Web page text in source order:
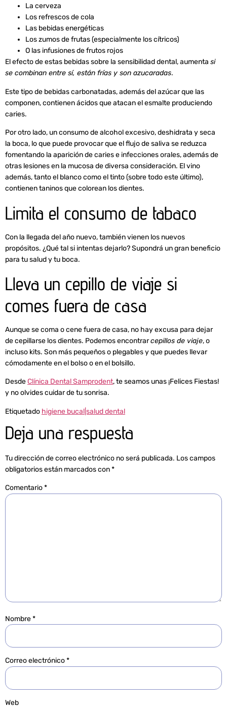
La cerveza
Los refrescos de cola
Las bebidas energéticas
Los zumos de frutas (especialmente los cítricos)
O las infusiones de frutos rojos
El efecto de estas bebidas sobre la sensibilidad dental, aumenta si
se combinan entre sí, están frías y son azucaradas.
Este tipo de bebidas carbonatadas, además del azúcar que las
componen, contienen ácidos que atacan el esmalte produciendo
caries.
Por otro lado, un consumo de alcohol excesivo, deshidrata y seca
la boca, lo que puede provocar que el flujo de saliva se reduzca
fomentando la aparición de caries e infecciones orales, además de
otras lesiones en la mucosa de diversa consideración. El vino
además, tanto el blanco como el tinto (sobre todo este último),
contienen taninos que colorean los dientes.
Limita el consumo de tabaco
Con la llegada del año nuevo, también vienen los nuevos
propósitos. ¿Qué tal si intentas dejarlo? Supondrá un gran beneficio
para tu salud y tu boca.
Lleva un cepillo de viaje si
comes fuera de casa
Aunque se coma o cene fuera de casa, no hay excusa para dejar
de cepillarse los dientes. Podemos encontrarcepillos de viaje, o
incluso kits. Son más pequeños o plegables y que puedes llevar
cómodamente en el bolso o en el bolsillo.
DesdeClínica Dental Samprodent, te seamos unas ¡Felices Fiestas!
y no olvides cuidar de tu sonrisa.
Etiquetado higiene bucal|salud dental
Deja una respuesta
Tu dirección de correo electrónico no será publicada. Los campos
obligatorios están marcados con*
Comentario*
Nombre*
Correo electrónico*
Web